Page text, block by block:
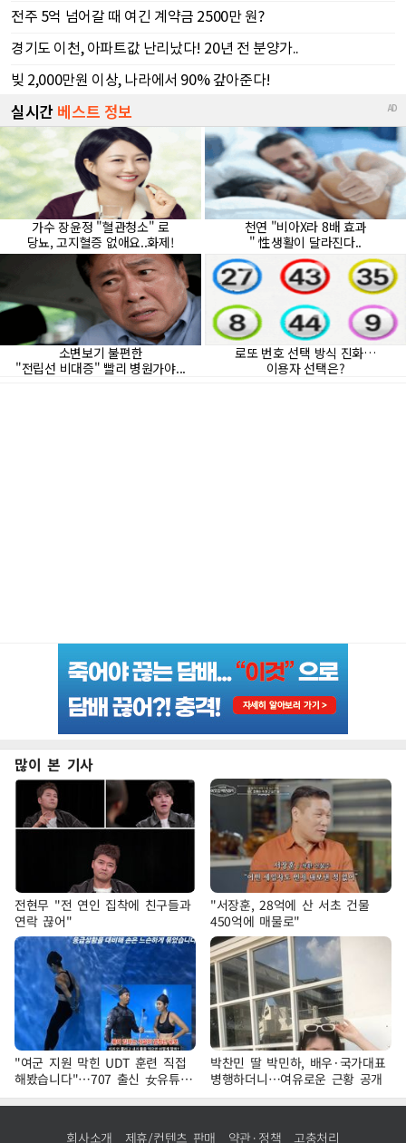
많이 본 기사
전현무 "전 연인 집착에 친구들과
연락 끊어"
"서장훈, 28억에 산 서초 건물
450억에 매물로"
"여군 지원 막힌 UDT 훈련 직접
해봤습니다"…707 출신 女유튜버
'완벽 소화'
박찬민 딸 박민하, 배우·국가대표
병행하더니…여유로운 근황 공개
회사소개 제휴/컨텐츠 판매 약관·정책 고충처리